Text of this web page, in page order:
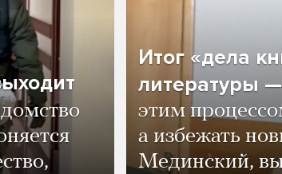
Итог «дела
литературы
этим
а избежать
Мединский,